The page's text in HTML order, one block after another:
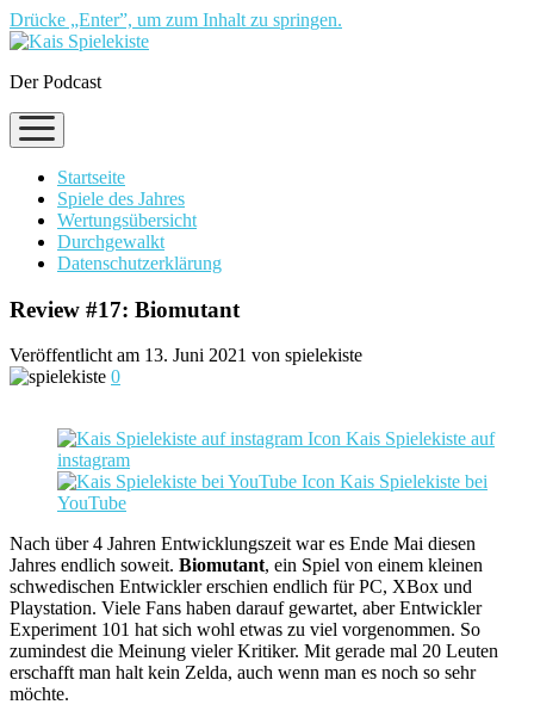
Drücke „Enter”, um zum Inhalt zu springen.
Der Podcast
Menü
öffnen
Startseite
Spiele des Jahres
Wertungsübersicht
Durchgewalkt
Datenschutzerklärung
Review #17: Biomutant
Veröffentlicht am 13. Juni 2021 von spielekiste
0
Kais Spielekiste auf
instagram
Kais Spielekiste bei
YouTube
Nach über 4 Jahren Entwicklungszeit war es Ende Mai diesen
Jahres endlich soweit. Biomutant, ein Spiel von einem kleinen
schwedischen Entwickler erschien endlich für PC, XBox und
Playstation. Viele Fans haben darauf gewartet, aber Entwickler
Experiment 101 hat sich wohl etwas zu viel vorgenommen. So
zumindest die Meinung vieler Kritiker. Mit gerade mal 20 Leuten
erschafft man halt kein Zelda, auch wenn man es noch so sehr
möchte.